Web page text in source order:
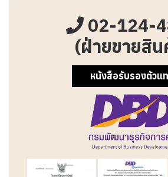
02-124-
(ฝ่ายขายสิน
หนังสือรับรองตัวแ